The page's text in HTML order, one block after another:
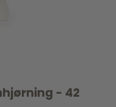
- 42